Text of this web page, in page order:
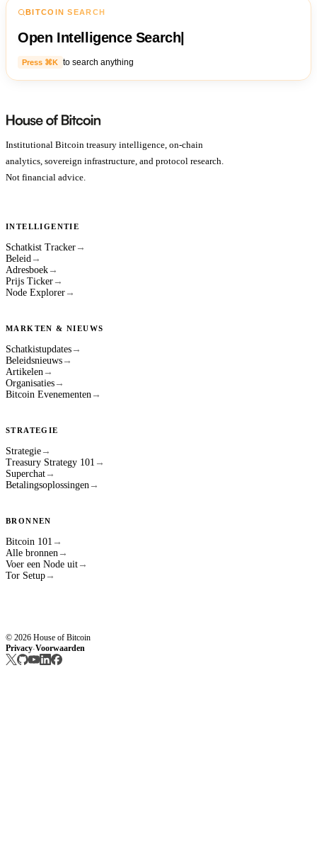
BITCOIN SEARCH
Open Intelligence Search|
Press ⌘K to search anything
Institutional Bitcoin treasury intelligence, on-chain
analytics, sovereign infrastructure, and protocol research.
Not financial advice.
INTELLIGENTIE
Schatkist Tracker →
Beleid →
Adresboek →
Prijs Ticker →
Node Explorer →
MARKTEN & NIEUWS
Schatkistupdates →
Beleidsnieuws →
Artikelen →
Organisaties →
Bitcoin Evenementen →
STRATEGIE
Strategie →
Treasury Strategy 101 →
Superchat →
Betalingsoplossingen →
BRONNEN
Bitcoin 101 →
Alle bronnen →
Voer een Node uit →
Tor Setup →
© 2026 House of Bitcoin
Privacy·Voorwaarden